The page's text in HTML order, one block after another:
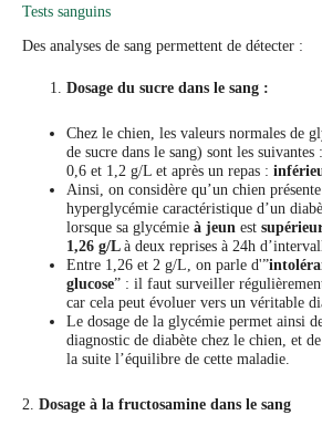
Tests sanguins
Des analyses de sang permettent de détecter :
Dosage du sucre dans le sang :
Chez le chien, les valeurs normales de
de sucre dans le sang) sont les
0,6 et 1,2 g/L et après un repas :
Ainsi, on considère qu’un chien
hyperglycémie caractéristique d’un
lorsque sa glycémie à jeun est
1,26 g/Là deux reprises à 24h
Entre 1,26 et 2 g/L, on parle d'”
glucose” : il faut surveiller
car cela peut évoluer vers un véritable
Le dosage de la glycémie permet ainsi
diagnostic de diabète chez le chien, et
la suite l’équilibre de cette maladie.
2. Dosage à la fructosamine dans le sang